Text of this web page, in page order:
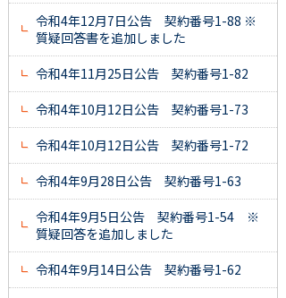
令和4年12月7日公告 契約番号1-88 ※
質疑回答書を追加しました
令和4年11月25日公告 契約番号1-82
令和4年10月12日公告 契約番号1-73
令和4年10月12日公告 契約番号1-72
令和4年9月28日公告 契約番号1-63
令和4年9月5日公告 契約番号1-54 ※
質疑回答を追加しました
令和4年9月14日公告 契約番号1-62